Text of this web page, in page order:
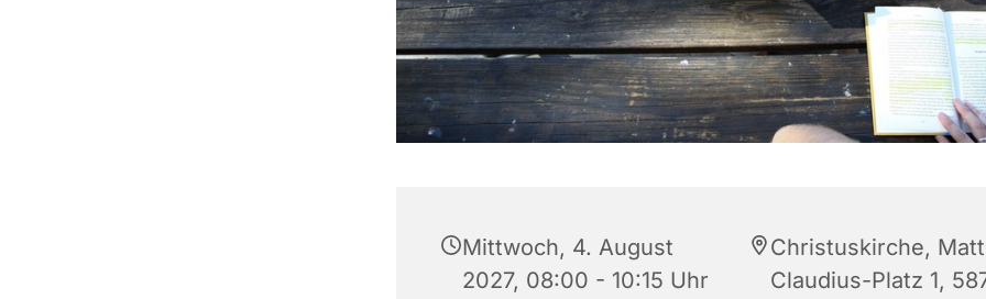
Mittwoch, 4. August
2027, 08:00 - 10:15 Uhr
Christuskirche,
Claudius-Platz 1,